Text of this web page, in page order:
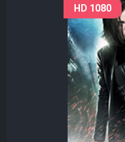
HD 1080